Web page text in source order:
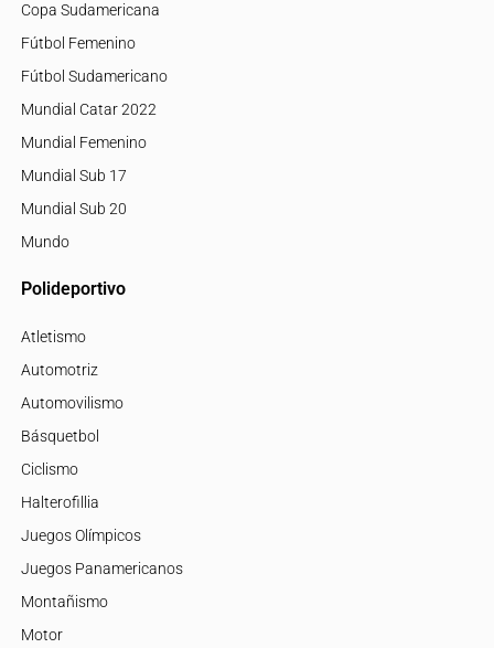
Copa Sudamericana
Fútbol Femenino
Fútbol Sudamericano
Mundial Catar 2022
Mundial Femenino
Mundial Sub 17
Mundial Sub 20
Mundo
Polideportivo
Atletismo
Automotriz
Automovilismo
Básquetbol
Ciclismo
Halterofillia
Juegos Olímpicos
Juegos Panamericanos
Montañismo
Motor